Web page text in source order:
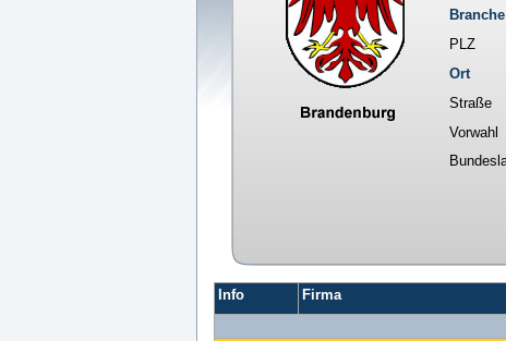
Branche
PLZ
Ort
Straße
Vorwahl
Info Firma